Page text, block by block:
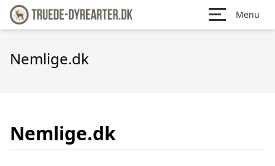
Menu
Nemlige.dk
Nemlige.dk